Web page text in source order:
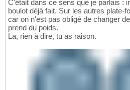
C'était dans ce sens que je parlais :
boulot déjà fait. Sur les autres plate-
car on n'est pas obligé de changer
prend du poids.
La, rien à dire, tu as raison.